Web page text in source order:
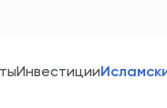
Инвестиции